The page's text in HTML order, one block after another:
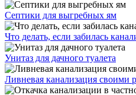
Септики для выгребных ям
Что делать, если забилась
Унитаз для дачного туалета
Ливневая канализация своими